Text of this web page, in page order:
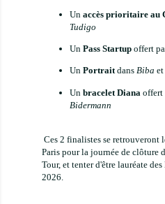
Un accès prioritaire au
Tudigo
Un Pass Startup offert
Un Portraitdans Biba et
Un bracelet Diana offert
Bidermann
Ces 2 finalistes se retrouveront
Paris pour la journée de clôture
Tour, et tenter d'être lauréate des
2026.